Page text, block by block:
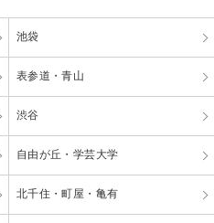
池袋
表参道・青山
渋谷
自由が丘・学芸大学
北千住・町屋・亀有